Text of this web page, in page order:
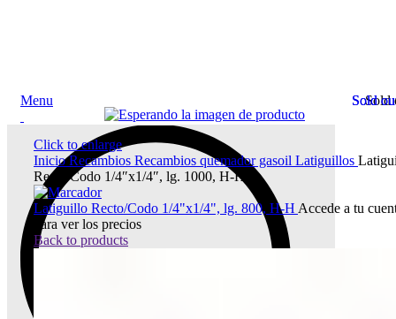
Menu Sold
Click to enlarge
InicioRecambios Recambios quemador gasoil Latiguillos
Recto/Codo 1/4″x1/4″, lg. 1000, H-H
Latiguillo Recto/Codo 1/4"x1/4", lg. 800, H-H Accede a tu
para ver los precios
Back to products
Sold
Sold